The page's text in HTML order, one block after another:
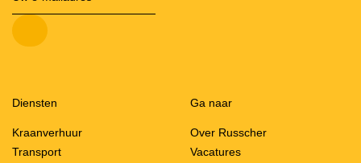
Diensten
Kraanverhuur
Transport
Ga naar
Over Russcher
Vacatures